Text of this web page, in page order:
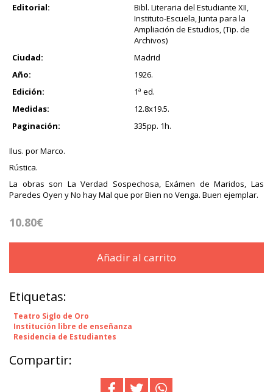
Editorial:
Bibl. Literaria del Estudiante XII,
Instituto-Escuela, Junta para la
Ampliación de Estudios, (Tip. de
Archivos)
Ciudad:
Madrid
Año:
1926.
Edición:
1ª ed.
Medidas:
12.8x19.5.
Paginación:
335pp. 1h.
Ilus. por Marco.
Rústica.
La obras son La Verdad Sospechosa, Exámen de Maridos, Las
Paredes Oyen y No hay Mal que por Bien no Venga. Buen ejemplar.
10.80€
Añadir al carrito
Etiquetas:
Teatro Siglo de Oro
Institución libre de enseñanza
Residencia de Estudiantes
Compartir: